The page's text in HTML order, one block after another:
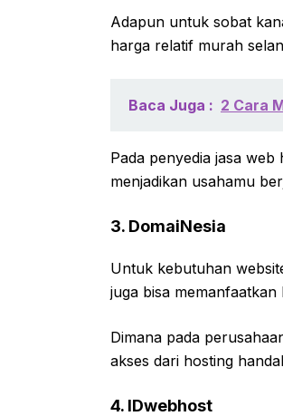
Adapun untuk sobat
harga relatif murah
Baca Juga : 2 Cara
Pada penyedia jasa
menjadikan usahamu
3. DomaiNesia
Untuk kebutuhan
juga bisa
Dimana pada
akses dari hosting
4. IDwebhost